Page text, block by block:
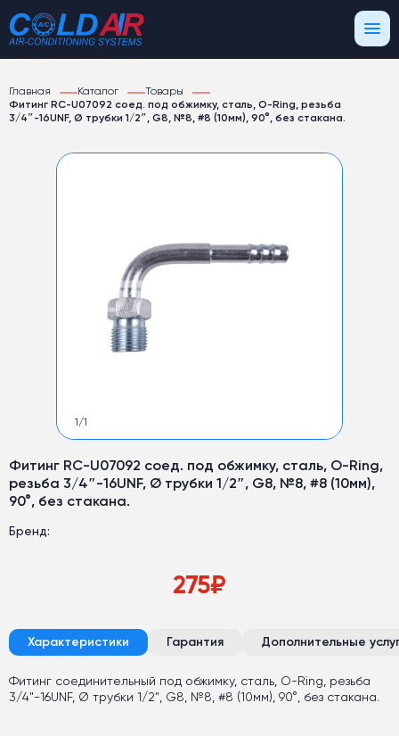
Главная Каталог
Товары
Фитинг RC-U07092 соед. под обжимку, сталь, O-Ring, резьба
3/4″-16UNF, Ø трубки 1/2″, G8, №8, #8 (10мм), 90°, без стакана.
1 /1
Фитинг RC-U07092 соед. под обжимку, сталь, O-Ring,
резьба 3/4″-16UNF, Ø трубки 1/2″, G8, №8, #8 (10мм),
90°, без стакана.
Бренд:
275₽
Характеристики Гарантия Дополнительные
Фитинг соединительный под обжимку, сталь, O-Ring, резьба
3/4"-16UNF, Ø трубки 1/2", G8, №8, #8 (10мм), 90°, без стакана.